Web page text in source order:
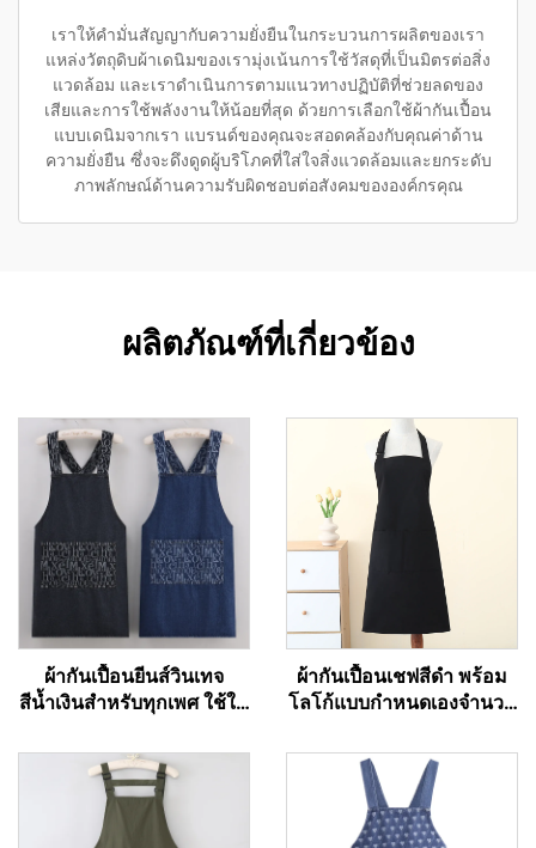
เราให้คำมั่นสัญญากับความยั่งยืนในกระบวนการผลิตของเรา
แหล่งวัตถุดิบผ้าเดนิมของเรามุ่งเน้นการใช้วัสดุที่เป็นมิตรต่อสิ่ง
แวดล้อม และเราดำเนินการตามแนวทางปฏิบัติที่ช่วยลดของ
เสียและการใช้พลังงานให้น้อยที่สุด ด้วยการเลือกใช้ผ้ากันเปื้อน
แบบเดนิมจากเรา แบรนด์ของคุณจะสอดคล้องกับคุณค่าด้าน
ความยั่งยืน ซึ่งจะดึงดูดผู้บริโภคที่ใส่ใจสิ่งแวดล้อมและยกระดับ
ภาพลักษณ์ด้านความรับผิดชอบต่อสังคมขององค์กรคุณ
ผลิตภัณฑ์ที่เกี่ยวข้อง
ผ้ากันเปื้อนยีนส์วินเทจ
สีน้ำเงินสำหรับทุกเพศ ใช้ใน
สต้า และบาร์เทนเดอร์
ผ้ากันเปื้อนเชฟสีดำ พร้อม
โลโก้แบบกำหนดเองจำนวน
ระบายอากาศได้ดี ให้ความ
รู้สึกเย็น ปรับขนาดได้ มี
กระเป๋า ใช้ได้กับคาเฟ่
บาร์บีคิว บริการอาหาร และ